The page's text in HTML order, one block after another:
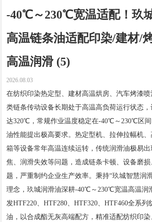
-40℃～230℃宽温适配！玖
高温链条油适配印染/建材/
高温润滑 (5)
2026.08.03
在纺织印染热定型、建材高温烘房、汽车烤漆
类链条传动设备长期处于高温高负荷运行状态
达320℃，常规作业温度稳定在-40℃～230℃区
油性能提出极高要求。热定型机、拉伸拉幅机
箱等设备常年高温连续运转，传统润滑油极易
焦、润滑失效等问题，造成链条卡顿、设备磨
题，严重制约企业生产效率。秉持“玖城智慧润
理念，玖城润滑油深耕-40℃～230℃宽温高温润
发HTF220、HTF280、HTF320、HTF460全系
油，以合成酯无灰高端配方，精准适配纺织印